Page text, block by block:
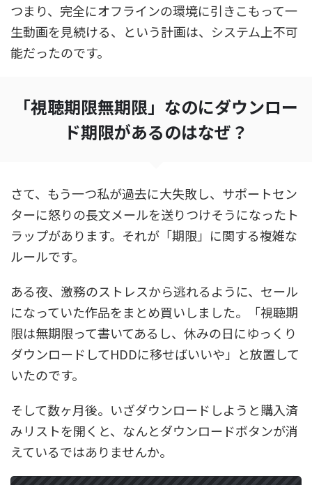
つまり、完全にオフラインの環境に引きこもって一
生動画を見続ける、という計画は、システム上不可
能だったのです。
「視聴期限無期限」なのにダウンロー
ド期限があるのはなぜ？
さて、もう一つ私が過去に大失敗し、サポートセン
ターに怒りの長文メールを送りつけそうになったト
ラップがあります。それが「期限」に関する複雑な
ルールです。
ある夜、激務のストレスから逃れるように、セール
になっていた作品をまとめ買いしました。「視聴期
限は無期限って書いてあるし、休みの日にゆっくり
ダウンロードしてHDDに移せばいいや」と放置して
いたのです。
そして数ヶ月後。いざダウンロードしようと購入済
みリストを開くと、なんとダウンロードボタンが消
えているではありませんか。